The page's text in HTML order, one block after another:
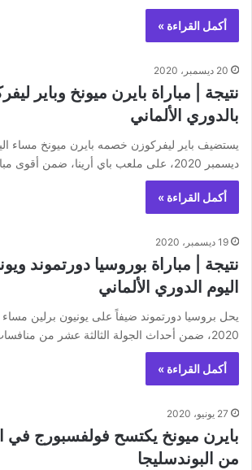
أكمل القراءة »
20 ديسمبر، 2020
نتيجة | مباراة بايرن ميونخ وباير
بالدوري الألماني
ديسمبر 2020، على ملعب باي أرينا، ضمن أقوى مباريات اليوم…
أكمل القراءة »
19 ديسمبر، 2020
نتيجة | مباراة بوروسيا دورتموند
اليوم الدوري الألماني
2020، ضمن أحداث الجولة الثالثة عشر من منافسات الدوري…
أكمل القراءة »
27 يونيو، 2020
بايرن ميونخ يكتسح فولفسبورج في
من البوندسليجا